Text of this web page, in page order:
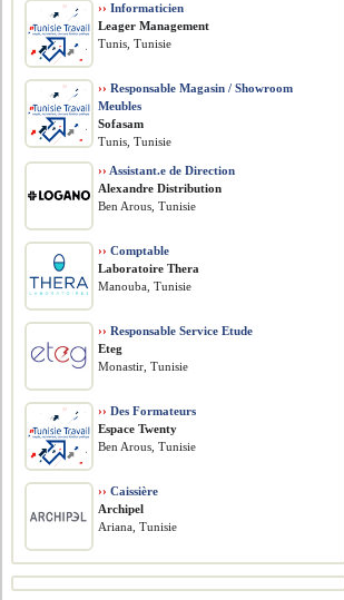
›› Informaticien
Leager Management
Tunis, Tunisie
›› Responsable Magasin / Showroom
Meubles
Sofasam
Tunis, Tunisie
›› Assistant.e de Direction
Alexandre Distribution
Ben Arous, Tunisie
›› Comptable
Laboratoire Thera
Manouba, Tunisie
›› Responsable Service Etude
Eteg
Monastir, Tunisie
›› Des Formateurs
Espace Twenty
Ben Arous, Tunisie
›› Caissière
Archipel
Ariana, Tunisie